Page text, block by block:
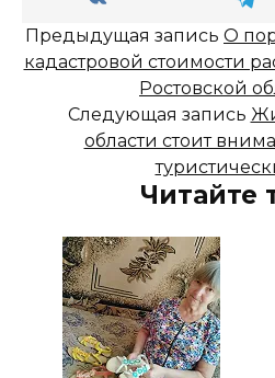
Предыдущая запись О
кадастровой стоимости
Ростовской
Следующая запись
области стоит
Читайте